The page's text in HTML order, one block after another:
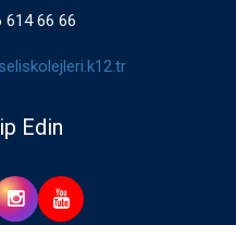
614 66 66
Edin